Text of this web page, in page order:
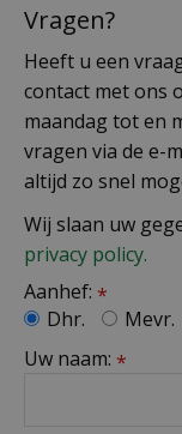
Vragen?
Heeft u een
contact met ons
maandag tot en
vragen via de e-
altijd zo snel
Wij slaan uw
privacy policy.
Aanhef: *
Dhr.
Mevr.
Uw naam: *